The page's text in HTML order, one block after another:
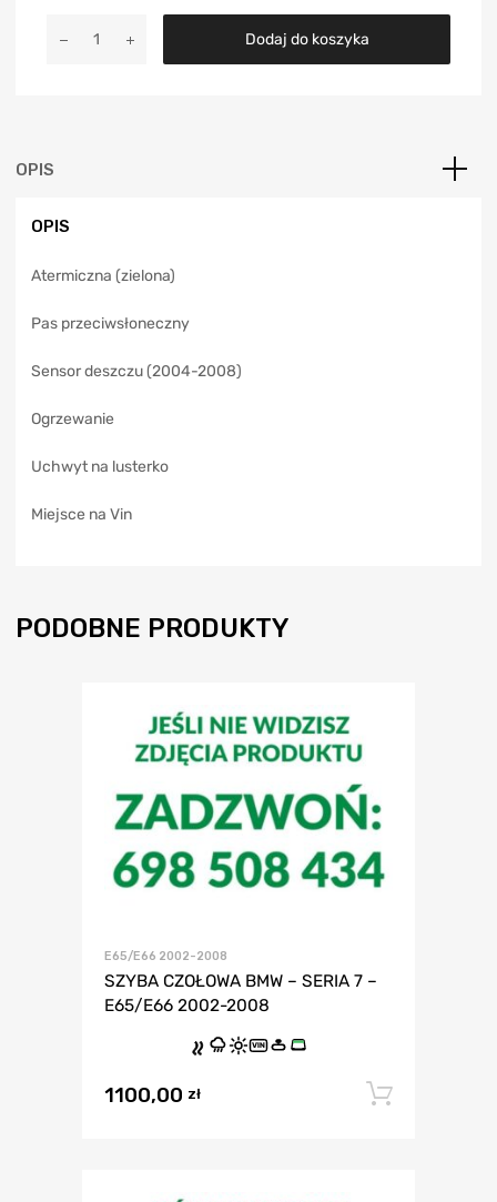
Dodaj do koszyka
a
OPIS
OPIS
Atermiczna (zielona)
Pas przeciwsłoneczny
Sensor deszczu (2004-2008)
Ogrzewanie
Uchwyt na lusterko
Miejsce na Vin
PODOBNE PRODUKTY
E65/E66 2002-2008
SZYBA CZOŁOWA BMW – SERIA 7 –
E65/E66 2002-2008
VIN
1100,00 zł